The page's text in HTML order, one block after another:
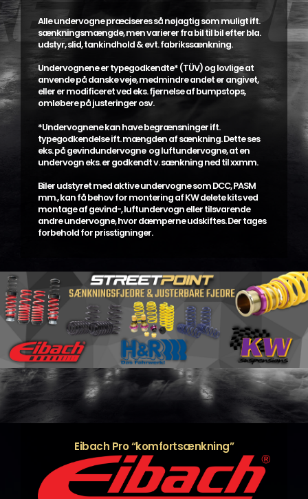
Alle undervogne præciseres så nøjagtig som muligt ift.
sænkningsmængde, men varierer fra bil til bil efter bla.
udstyr, slid, tankindhold & evt. fabrikssænkning.
Undervognene er typegodkendte* (TÜV) og lovlige at
anvende på danske veje, medmindre andet er angivet,
eller er modificeret ved eks. fjernelse af bumpstops,
omløbere på justeringer osv.
*Undervognene kan have begrænsninger ift.
typegodkendelse ift. mængden af sænkning. Dette ses
eks. på gevindundervogne og luftundervogne, at en
undervogn eks. er godkendt v. sænkning ned til xxmm.
Biler udstyret med aktive undervogne som DCC, PASM
mm., kan få behov for montering af KW delete kits ved
montage af gevind-, luftundervogn eller tilsvarende
andre undervogne, hvor dæmperne udskiftes. Der tages
forbehold for prisstigninger.
Eibach Pro “komfortsænkning”